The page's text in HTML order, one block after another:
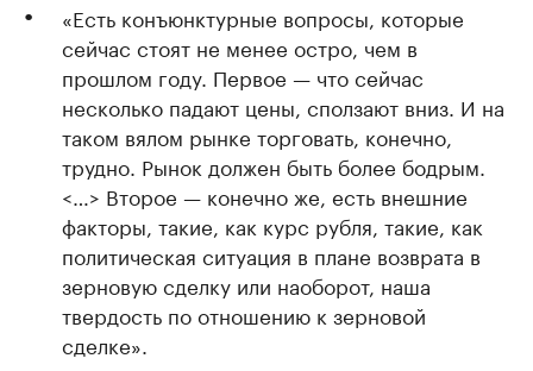
«Есть конъюнктурные вопросы, которые
сейчас стоят не менее остро, чем в
прошлом году. Первое — что сейчас
несколько падают цены, сползают вниз. И на
таком вялом рынке торговать, конечно,
трудно. Рынок должен быть более бодрым.
<…> Второе — конечно же, есть внешние
факторы, такие, как курс рубля, такие, как
политическая ситуация в плане возврата в
зерновую сделку или наоборот, наша
твердость по отношению к зерновой
сделке».